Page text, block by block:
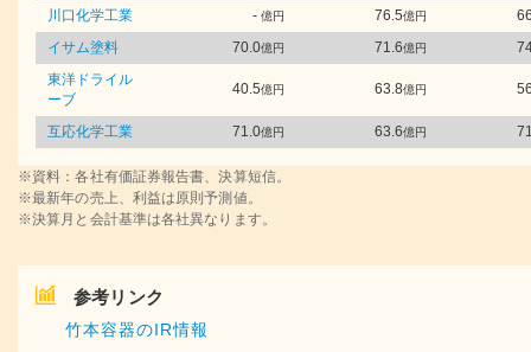
川口化学工業
- 億円 76.5億円
イサム塗料
70.0億円 71.6億円
東洋ドライル
ーブ
40.5億円 63.8億円
互応化学工業 71.0億円 63.6億円
※資料：各社有価証券報告書、決算短信。
※最新年の売上、利益は原則予測値。
※決算月と会計基準は各社異なります。
参考リンク
竹本容器のIR情報